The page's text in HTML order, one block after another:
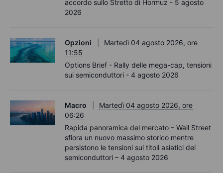
accordo sullo Stretto di Hormuz - 5 agosto
2026
Opzioni
Martedì 04 agosto 2026, ore
11:55
Options Brief - Rally delle mega-cap, tensioni
sui semiconduttori - 4 agosto 2026
Macro
Martedì 04 agosto 2026, ore
06:26
Rapida panoramica del mercato – Wall Street
sfiora un nuovo massimo storico mentre
persistono le tensioni sui titoli asiatici dei
semiconduttori – 4 agosto 2026